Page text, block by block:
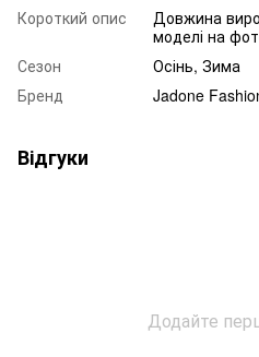
Короткий опис
Довжина
моделі на
Сезон
Осінь, Зима
Бренд
Jadone
Відгуки
Додайте